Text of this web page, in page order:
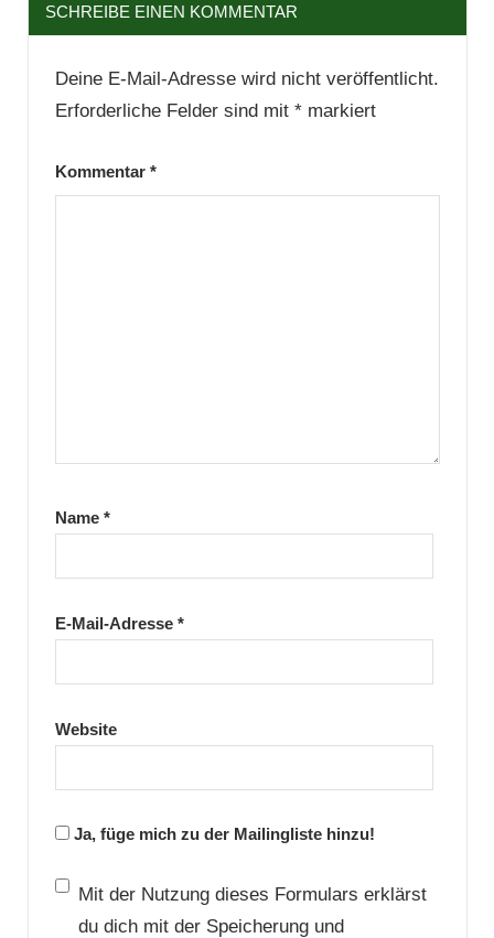
SCHREIBE EINEN KOMMENTAR
Deine E-Mail-Adresse wird nicht veröffentlicht.
Erforderliche Felder sind mit *markiert
Kommentar *
Name *
E-Mail-Adresse *
Website
Ja, füge mich zu der Mailingliste hinzu!
Mit der Nutzung dieses Formulars erklärst
du dich mit der Speicherung und